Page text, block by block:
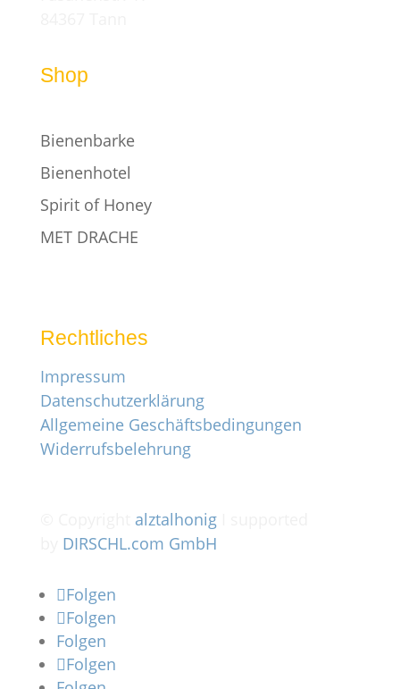
Shop
Bienenbarke
Bienenhotel
Spirit of Honey
MET DRACHE
Rechtliches
Impressum
Datenschutzerklärung
Allgemeine Geschäftsbedingungen
Widerrufsbelehrung
alztalhonig
DIRSCHL.com GmbH
Folgen
Folgen
Folgen
Folgen